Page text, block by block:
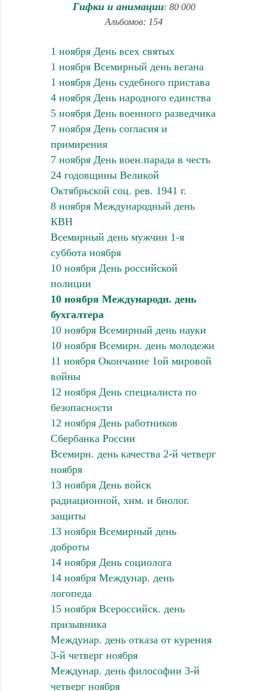
Гифки и анимации: 80 000
Альбомов: 154
1 ноября День всех святых
1 ноября Всемирный день вегана
1 ноября День судебного пристава
4 ноября День народного единства
5 ноября День военного разведчика
7 ноября День согласия и
примирения
7 ноября День воен.парада в честь
24 годовщины Великой
Октябрьской соц. рев. 1941 г.
8 ноября Международный день
КВН
Всемирный день мужчин 1-я
суббота ноября
10 ноября День российской
полиции
10 ноября Международн. день
бухгалтера
10 ноября Всемирный день науки
10 ноября Всемирн. день молодежи
11 ноября Окончание 1ой мировой
войны
12 ноября День специалиста по
безопасности
12 ноября День работников
Сбербанка России
Всемирн. день качества 2-й четверг
ноября
13 ноября День войск
радиационной, хим. и биолог.
защиты
13 ноября Всемирный день
доброты
14 ноября День социолога
14 ноября Междунар. день
логопеда
15 ноября Всероссийск. день
призывника
Междунар. день отказа от курения
3-й четверг ноября
Междунар. день философии 3-й
четверг ноября